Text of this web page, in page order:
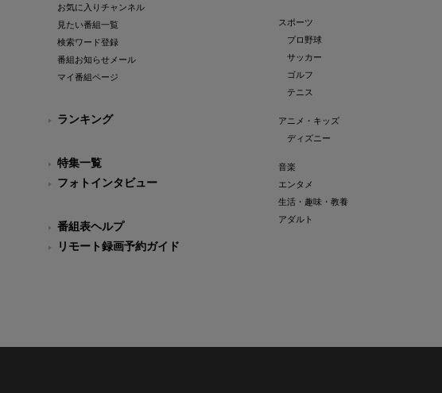
お気に入りチャンネル
見たい番組一覧
検索ワード登録
番組お知らせメール
マイ番組ページ
ランキング
特集一覧
フォトインタビュー
番組表ヘルプ
リモート録画予約ガイド
スポーツ
プロ野球
サッカー
ゴルフ
テニス
アニメ・キッズ
ディズニー
音楽
エンタメ
生活・趣味・教養
アダルト